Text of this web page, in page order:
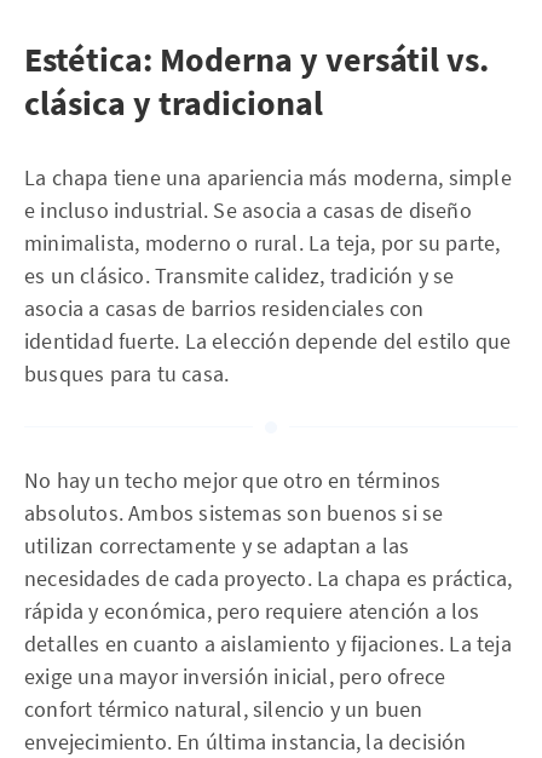
Estética: Moderna y versátil vs.
clásica y tradicional
La chapa tiene una apariencia más moderna, simple
e incluso industrial. Se asocia a casas de diseño
minimalista, moderno o rural. La teja, por su parte,
es un clásico. Transmite calidez, tradición y se
asocia a casas de barrios residenciales con
identidad fuerte. La elección depende del estilo que
busques para tu casa.
No hay un techo mejor que otro en términos
absolutos. Ambos sistemas son buenos si se
utilizan correctamente y se adaptan a las
necesidades de cada proyecto. La chapa es práctica,
rápida y económica, pero requiere atención a los
detalles en cuanto a aislamiento y fijaciones. La teja
exige una mayor inversión inicial, pero ofrece
confort térmico natural, silencio y un buen
envejecimiento. En última instancia, la decisión